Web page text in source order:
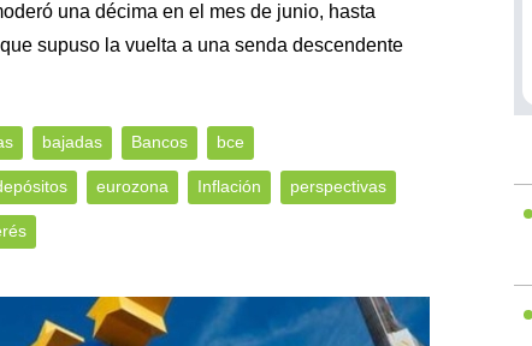
una décima en el mes de junio, hasta
supuso la vuelta a una senda descendente
bajadas Bancos bce
eurozona Inflación perspectivas